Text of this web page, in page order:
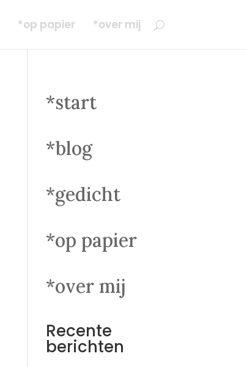
*op papier *over mij
*start
*blog
*gedicht
*op papier
*over mij
Recente
berichten